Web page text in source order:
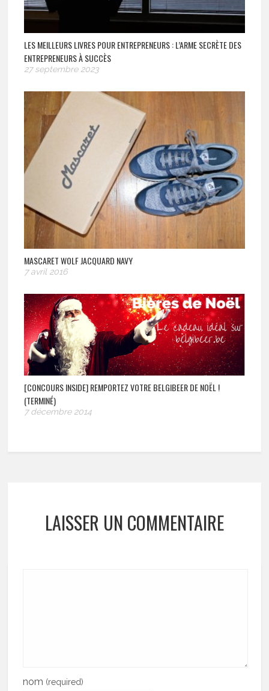
LES MEILLEURS LIVRES POUR ENTREPRENEURS : L’ARME SECRÈTE DES
ENTREPRENEURS À SUCCÈS
27 septembre 2023
MASCARET WOLF JACQUARD NAVY
7 avril 2016
[CONCOURS INSIDE] REMPORTEZ VOTRE BELGIBEER DE NOËL !
(TERMINÉ)
7 décembre 2014
LAISSER UN COMMENTAIRE
nom (required)